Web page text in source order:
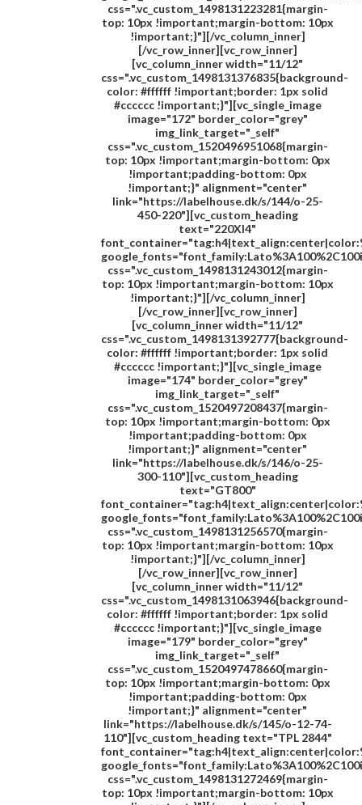
css=".vc_custom_1498131223281{margin-
top: 10px !important;margin-bottom: 10px
!important;}"][/vc_column_inner]
[/vc_row_inner][vc_row_inner]
[vc_column_inner width="11/12"
css=".vc_custom_1498131376835{background-
color: #ffffff !important;border: 1px solid
#cccccc !important;}"][vc_single_image
image="172" border_color="grey"
img_link_target="_self"
css=".vc_custom_1520496951068{margin-
top: 10px !important;margin-bottom: 0px
!important;padding-bottom: 0px
!important;}" alignment="center"
link="https://labelhouse.dk/s/144/o-25-
450-220"][vc_custom_heading
text="220XI4"
css=".vc_custom_1498131243012{margin-
top: 10px !important;margin-bottom: 10px
!important;}"][/vc_column_inner]
[/vc_row_inner][vc_row_inner]
[vc_column_inner width="11/12"
css=".vc_custom_1498131392777{background-
color: #ffffff !important;border: 1px solid
#cccccc !important;}"][vc_single_image
image="174" border_color="grey"
img_link_target="_self"
css=".vc_custom_1520497208437{margin-
top: 10px !important;margin-bottom: 0px
!important;padding-bottom: 0px
!important;}" alignment="center"
link="https://labelhouse.dk/s/146/o-25-
300-110"][vc_custom_heading
text="GT800"
css=".vc_custom_1498131256570{margin-
top: 10px !important;margin-bottom: 10px
!important;}"][/vc_column_inner]
[/vc_row_inner][vc_row_inner]
[vc_column_inner width="11/12"
css=".vc_custom_1498131063946{background-
color: #ffffff !important;border: 1px solid
#cccccc !important;}"][vc_single_image
image="179" border_color="grey"
img_link_target="_self"
css=".vc_custom_1520497478660{margin-
top: 10px !important;margin-bottom: 0px
!important;padding-bottom: 0px
!important;}" alignment="center"
link="https://labelhouse.dk/s/145/o-12-74-
110"][vc_custom_heading text="TPL 2844"
css=".vc_custom_1498131272469{margin-
top: 10px !important;margin-bottom: 10px